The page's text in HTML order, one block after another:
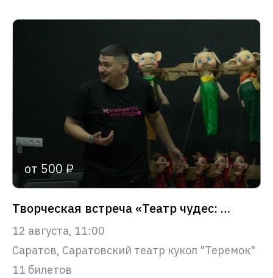
от 500 ₽
Творческая встреча «Театр чудес: путешествие в сказку»
12 августа, 11:00
Саратов, Саратовский театр кукол "Теремок"
11 билетов